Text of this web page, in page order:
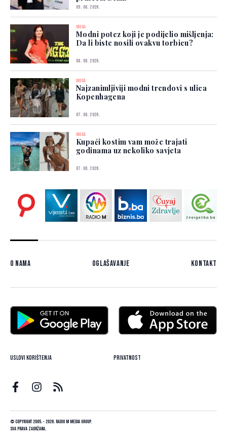
09. 08. 2026.
MODA
Modni potez koji je podijelio mišljenja:
Da li biste nosili ovakvu torbicu?
08. 08. 2026.
MODA
Najzanimljiviji modni trendovi s ulica
Kopenhagena
07. 08. 2026.
MODA
Kupaći kostim vam može trajati
godinama uz nekoliko savjeta
07. 08. 2026.
O nama Oglašavanje Kontakt
Uslovi korištenja Privatnost
© Copyright 2005. - 2026. Radio M Media Group.
Sva prava zadržana.